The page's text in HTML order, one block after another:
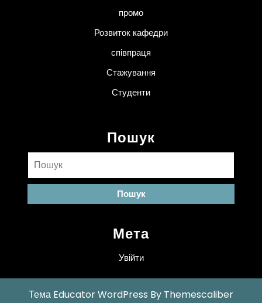
промо
Розвиток кафедри
співпраця
Стажування
Студенти
Пошук
Пошук:
Мета
Увійти
Тема Educator WordPress By Themescaliber